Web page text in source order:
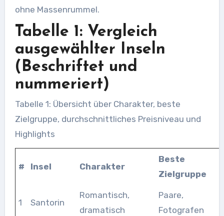
ohne Massenrummel.
Tabelle 1: Vergleich
ausgewählter Inseln
(Beschriftet und
nummeriert)
Tabelle 1: Übersicht über Charakter, beste
Zielgruppe, durchschnittliches Preisniveau und
Highlights
# Insel Charakter
Beste
Zielgruppe
1 Santorin
Romantisch,
dramatisch
Paare,
Fotografen